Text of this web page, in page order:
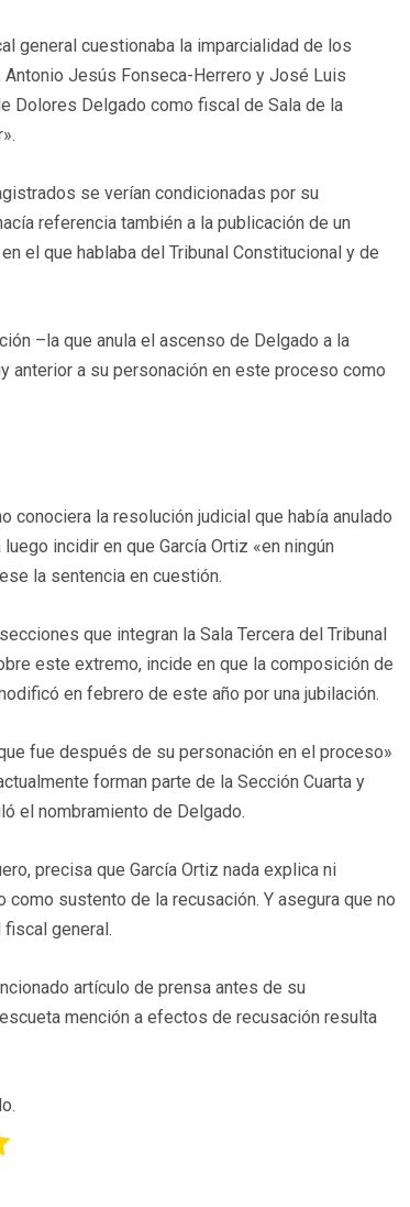
general cuestionaba la imparcialidad de los
Jesús Fonseca-Herrero y José Luis
Dolores Delgado como fiscal de Sala de la
se verían condicionadas por su
referencia también a la publicación de un
el que hablaba del Tribunal Constitucional y de
–la que anula el ascenso de Delgado a la
anterior a su personación en este proceso como
conociera la resolución judicial que había anulado
incidir en que García Ortiz «en ningún
la sentencia en cuestión.
que integran la Sala Tercera del Tribunal
este extremo, incide en que la composición de
en febrero de este año por una jubilación.
fue después de su personación en el proceso»
forman parte de la Sección Cuarta y
el nombramiento de Delgado.
precisa que García Ortiz nada explica ni
sustento de la recusación. Y asegura que no
fiscal general.
artículo de prensa antes de su
mención a efectos de recusación resulta